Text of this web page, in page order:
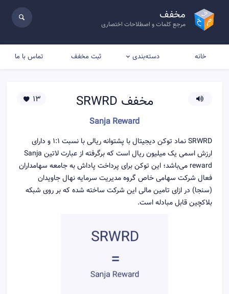
مخفف
مرجع کلمات و اصطلاحات اختصاری
خانه دسته‌بندی ثبت مخفف تماس با ما
مخفف SRWRD
Sanja Reward
13
SRWRD نماد توکن دیجیتال با پشتوانه ریالی با نسبت ۱:۱ و دارای
ارزش اسمی یک میلیون ریال است که برگرفته از عبارت لاتین Sanja
reward می‌باشد؛ این توکن برای پرداخت پاداش به جامعه سهامداران
فعال شرکت سهامی خاص گروه مدیریت سرمایه نهال جاویدان
(سنجا) در ازای تامین مالی این شرکت ساخته شده که بر روی شبکه
بلاکچین قابل مبادله است.